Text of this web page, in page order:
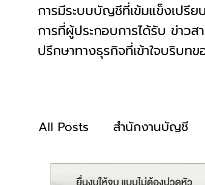
การมีระบบบัญชีที่เข้มแข็งเปรี
การที่ผู้ประกอบการได้รับ ข่าว
ปรึกษาทางธุรกิจที่เข้าใจบริบท
All Posts สำนักงานบัญชี
จด VAT รับปิดงบบัญชี